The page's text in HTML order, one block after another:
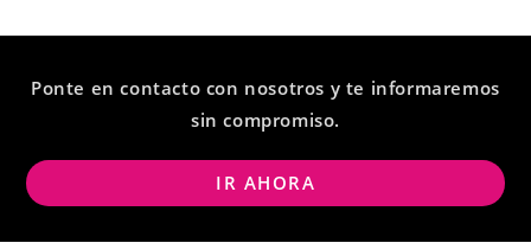
Ponte en contacto con nosotros y te informaremos
sin compromiso.
IR AHORA